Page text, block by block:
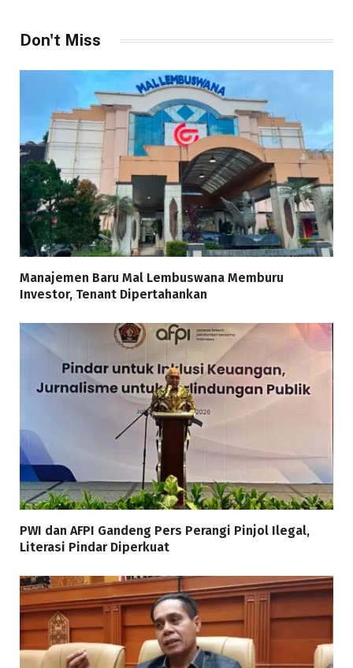
Don't Miss
Manajemen Baru Mal Lembuswana Memburu
Investor, Tenant Dipertahankan
PWI dan AFPI Gandeng Pers Perangi Pinjol Ilegal,
Literasi Pindar Diperkuat